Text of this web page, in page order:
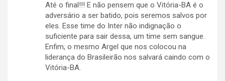
Até o final!!! E não pensem que o Vitória-BA é o
adversário a ser batido, pois seremos salvos por
eles. Esse time do Inter não indignação o
suficiente para sair dessa, um time sem sangue.
Enfim, o mesmo Argel que nos colocou na
liderança do Brasileirão nos salvará caindo com o
Vitória-BA.